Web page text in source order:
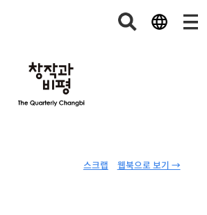
웹북으로 보기 →
스크랩